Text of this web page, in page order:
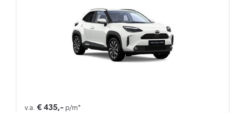
v.a. € 435,- p/m*